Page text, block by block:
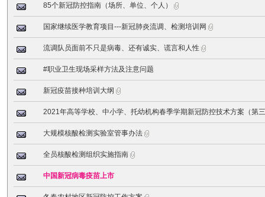
85个新冠防控指南（场所、单位、个人）
国家继续医学教育项目---新冠肺炎流调、检测培训网
流调队员面前不只是病毒、还有诚实、谎言和人性
#职业卫生现场采样方法及注意问题
新冠疫苗接种培训大纲
2021年高等学校、中小学、托幼机构春季学期新冠防控技术方案（第
大规模核酸检测实验室管事办法
全员核酸检测组织实施指南
中国新冠病毒疫苗上市